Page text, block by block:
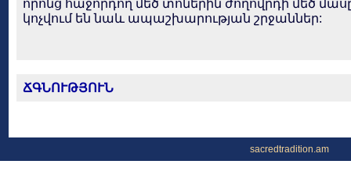
որոնց հաջորդող մեծ տոներին ժողովրդի մեծ
կոչվում են նաև ապաշխարության շրջաններ:
ՃԳՆՈՒԹՅՈՒՆ
sacredtradition.am